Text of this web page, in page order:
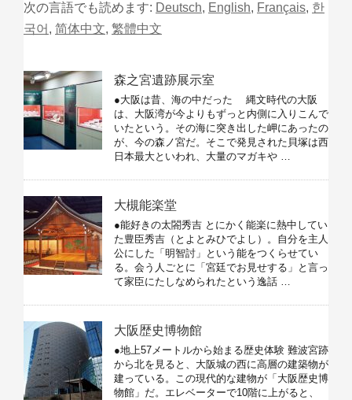
次の言語でも読めます: Deutsch, English, Français, 한
국어 , 简体中文, 繁體中文
森之宮遺跡展示室
●大阪は昔、海の中だった 縄文時代の大阪
は、大阪湾が今よりもずっと内側に入りこんで
いたという。その海に突き出した岬にあったの
が、今の森ノ宮だ。そこで発見された貝塚は西
日本最大といわれ、大量のマガキや …
大槻能楽堂
●能好きの太閤秀吉 とにかく能楽に熱中してい
た豊臣秀吉（とよとみひでよし）。自分を主人
公にした「明智討」という能をつくらせてい
る。会う人ごとに「宮廷でお見せする」と言っ
て家臣にたしなめられたという逸話 …
大阪歴史博物館
●地上57メートルから始まる歴史体験 難波宮跡
から北を見ると、大阪城の西に高層の建築物が
建っている。この現代的な建物が「大阪歴史博
物館」だ。エレベーターで10階に上がると、